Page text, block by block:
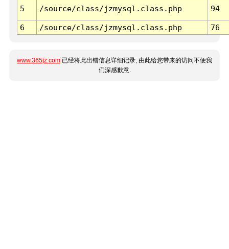
5 /source/class/jzmysql.class.php 94
6 /source/class/jzmysql.class.php 76
www.365jz.com 已经将此出错信息详细记录, 由此给您带来的访问不便我
们深感歉意.